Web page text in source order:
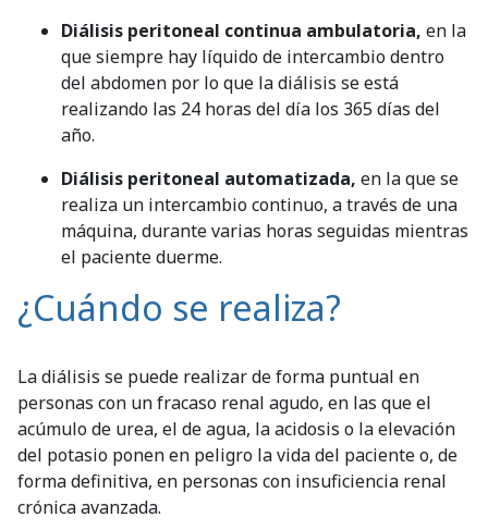
Diálisis peritoneal continua ambulatoria, en la
que siempre hay líquido de intercambio dentro
del abdomen por lo que la diálisis se está
realizando las 24 horas del día los 365 días del
año.
Diálisis peritoneal automatizada, en la que se
realiza un intercambio continuo, a través de una
máquina, durante varias horas seguidas mientras
el paciente duerme.
¿Cuándo se realiza?
La diálisis se puede realizar de forma puntual en
personas con un fracaso renal agudo, en las que el
acúmulo de urea, el de agua, la acidosis o la elevación
del potasio ponen en peligro la vida del paciente o, de
forma definitiva, en personas con insuficiencia renal
crónica avanzada.